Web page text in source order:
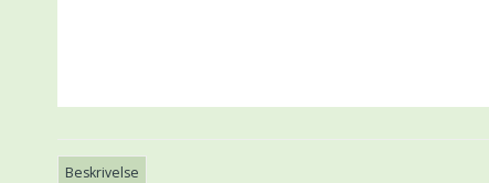
Beskrivelse